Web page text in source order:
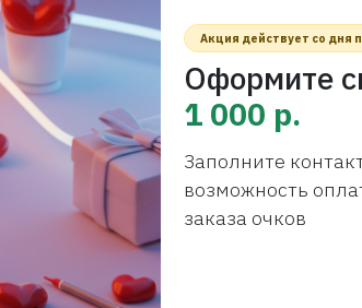
в оправе от Carrera
металла с эффектом
и дизайнерского мастерства.
уровень
идеальным выбором для
стиль, но и воплощают в себе
и эстетики.
создают уникальную
удовольствие от ношения
Тип
Акция действует со дня
Оформите
1 000 р.
Заполните
возможность
заказа очков